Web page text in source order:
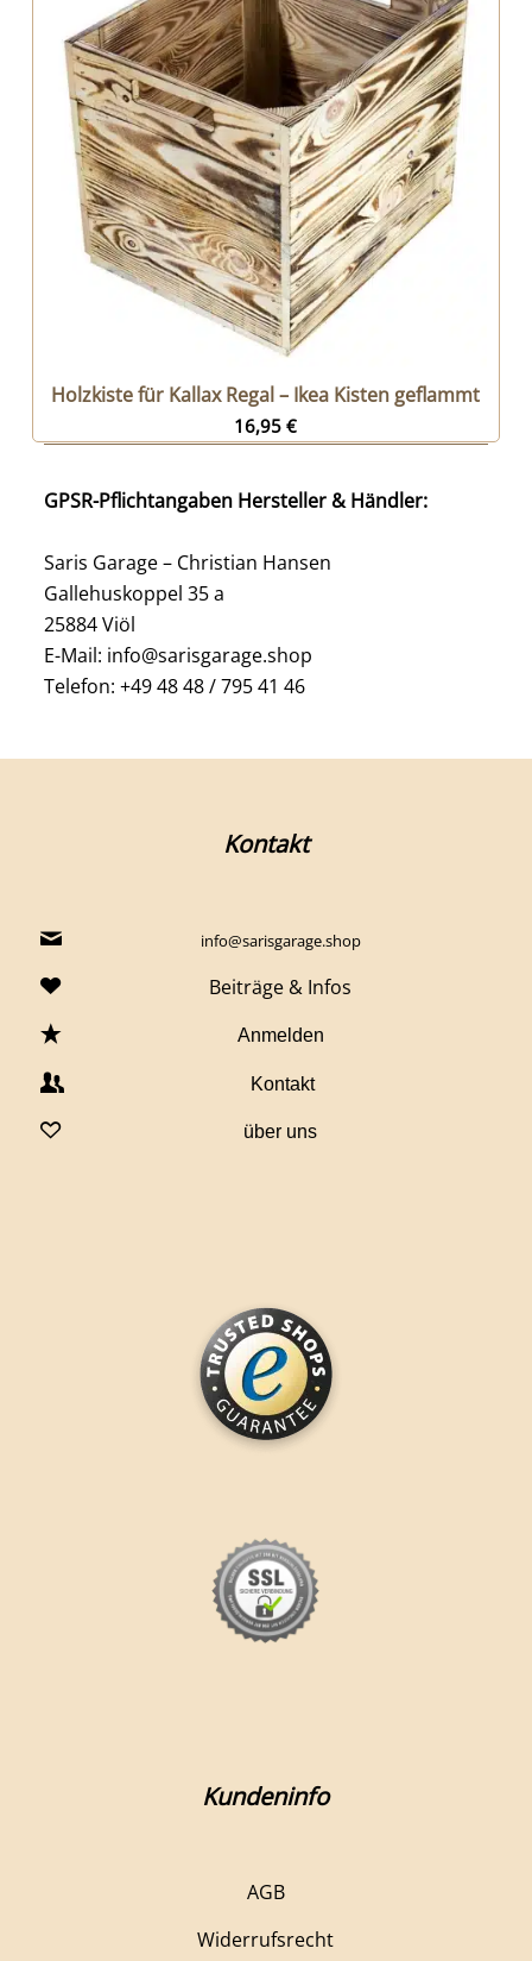
Holzkiste für Kallax Regal – Ikea Kisten geflammt
16,95€
GPSR-Pflichtangaben Hersteller & Händler:
Saris Garage – Christian Hansen
Gallehuskoppel 35 a
25884 Viöl
E-Mail: info@sarisgarage.shop
Telefon: +49 48 48 / 795 41 46
Kontakt
info@sarisgarage.shop
Beiträge & Infos
Anmelden
Kontakt
über uns
Kundeninfo
AGB
Widerrufsrecht